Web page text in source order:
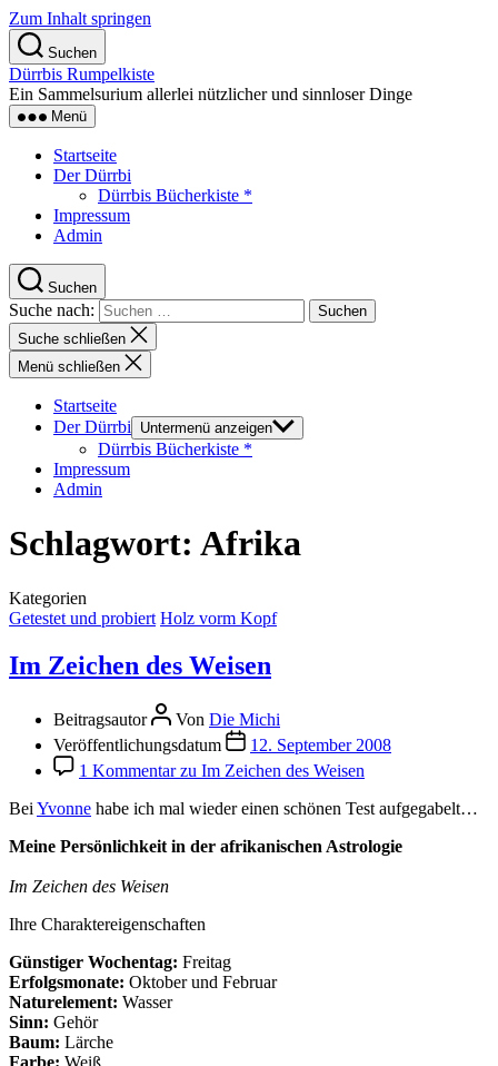
Zum Inhalt springen
Suchen
Dürrbis Rumpelkiste
Ein Sammelsurium allerlei nützlicher und sinnloser Dinge
Menü
Startseite
Der Dürrbi
Dürrbis Bücherkiste *
Impressum
Admin
Suchen
Suche nach:
Suche schließen
Menü schließen
Startseite
Der Dürrbi
Untermenü anzeigen
Dürrbis Bücherkiste *
Impressum
Admin
Schlagwort: Afrika
Kategorien
Getestet und probiert Holz vorm Kopf
Im Zeichen des Weisen
Beitragsautor Von Die Michi
Veröffentlichungsdatum
12. September 2008
1 Kommentarzu Im Zeichen des Weisen
Bei Yvonne habe ich mal wieder einen schönen Test aufgegabelt…
Meine Persönlichkeit in der afrikanischen Astrologie
Im Zeichen des Weisen
Ihre Charaktereigenschaften
Günstiger Wochentag: Freitag
Erfolgsmonate: Oktober und Februar
Naturelement: Wasser
Sinn: Gehör
Baum: Lärche
Farbe: Weiß